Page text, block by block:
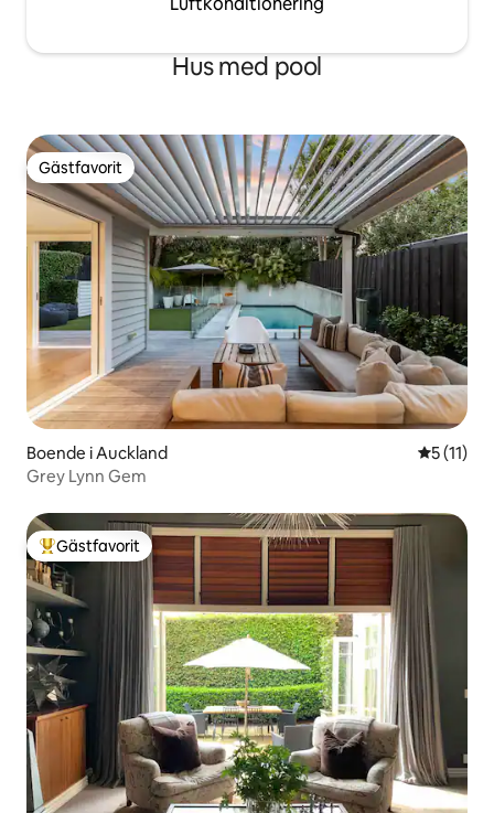
Hus med pool
Gästfavorit
Gästfavorit
Boende i Auckland 5 av 5 i
5 (11)
Grey Lynn Gem
Populär gästfavorit
Gästfavorit